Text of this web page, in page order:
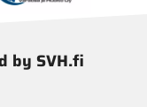
by SVH.fi